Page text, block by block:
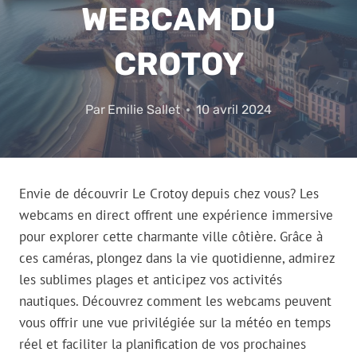
WEBCAM DU
CROTOY
Par Emilie Sallet 10 avril 2024
Envie de découvrir Le Crotoy depuis chez vous? Les
webcams en direct offrent une expérience immersive
pour explorer cette charmante ville côtière. Grâce à
ces caméras, plongez dans la vie quotidienne, admirez
les sublimes plages et anticipez vos activités
nautiques. Découvrez comment les webcams peuvent
vous offrir une vue privilégiée sur la météo en temps
réel et faciliter la planification de vos prochaines